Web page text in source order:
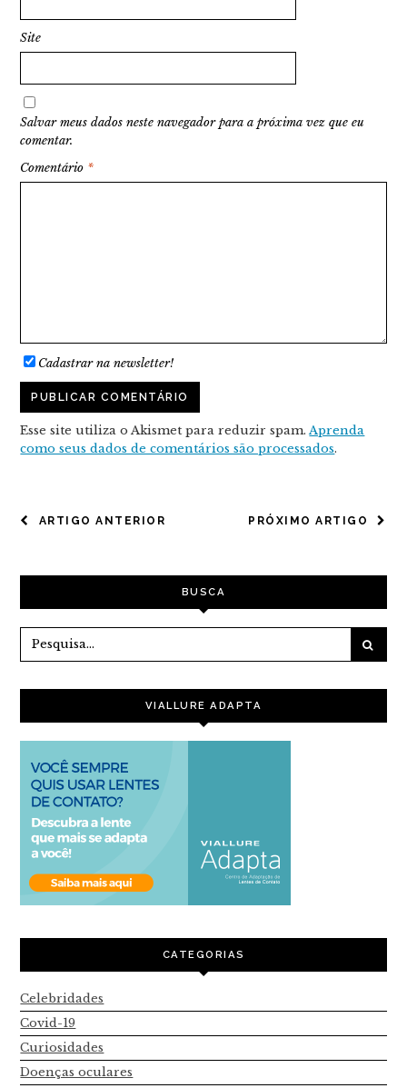
Site
Salvar meus dados neste navegador para a próxima vez que eu
comentar.
Comentário *
Cadastrar na newsletter!
Esse site utiliza o Akismet para reduzir spam.Aprenda
como seus dados de comentários são processados.
NAVEGAÇÃO
POST
PRÓXIMO ARTIGO
ARTIGO ANTERIOR
BUSCA
VIALLURE ADAPTA
CATEGORIAS
Celebridades
Covid-19
Curiosidades
Doenças oculares